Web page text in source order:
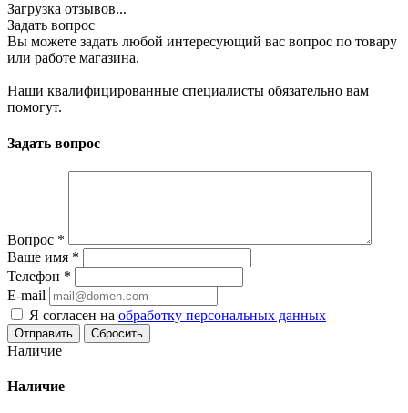
Загрузка отзывов...
Задать вопрос
Вы можете задать любой интересующий вас вопрос по товару
или работе магазина.
Наши квалифицированные специалисты обязательно вам
помогут.
Задать вопрос
Вопрос *
Ваше имя *
Телефон *
E-mail
Я согласен на обработку персональных данных
Сбросить
Наличие
Наличие